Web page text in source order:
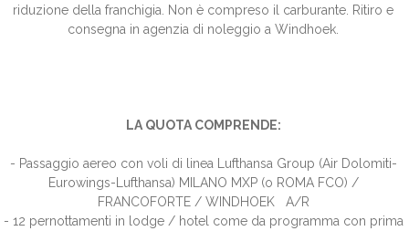
riduzione della franchigia. Non è compreso il carburante. Ritiro e
consegna in agenzia di noleggio a Windhoek.
LA QUOTA COMPRENDE:
- Passaggio aereo con voli di linea Lufthansa Group (Air Dolomiti-
Eurowings-Lufthansa) MILANO MXP (o ROMA FCO) /
FRANCOFORTE / WINDHOEK A/R
- 12 pernottamenti in lodge / hotel come da programma con prima